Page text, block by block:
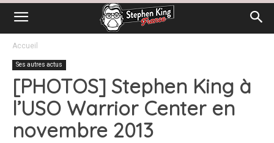
Accueil
Ses autres actus
[PHOTOS] Stephen King à
l’USO Warrior Center en
novembre 2013